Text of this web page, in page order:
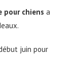
pour chiens a
juin pour